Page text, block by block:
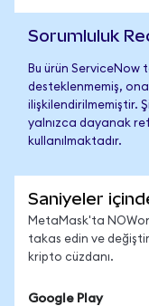
Sorumluluk
Bu ürün ServiceNow
desteklenmemiş,
ilişkilendirilmemiştir.
yalnızca dayanak
kullanılmaktadır.
Saniyeler
MetaMask'ta
takas edin ve
kripto cüzdanı.
Google Play